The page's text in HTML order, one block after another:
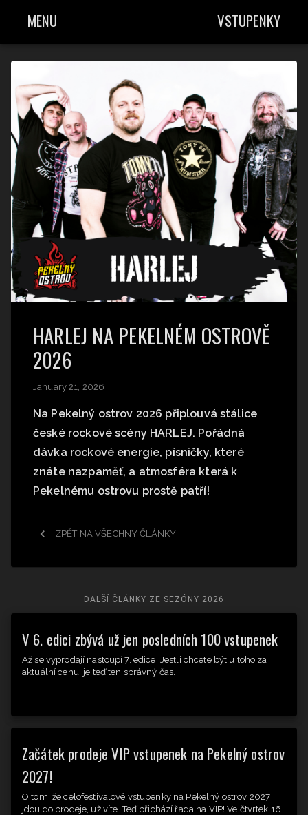
MENU VSTUPENKY
HARLEJ NA PEKELNÉM OSTROVĚ
2026
January 21, 2026
Na Pekelný ostrov 2026 připlouvá stálice
české rockové scény HARLEJ. Pořádná
dávka rockové energie, písničky, které
znáte nazpaměť, a atmosféra která k
Pekelnému ostrovu prostě patří!
ZPĚT NA VŠECHNY ČLÁNKY
DALŠÍ ČLÁNKY ZE SEZÓNY 2026
V 6. edici zbývá už jen posledních 100 vstupenek
Až se vyprodají nastoupí 7. edice. Jestli chcete být u toho za
aktuální cenu, je teď ten správný čas.
Začátek prodeje VIP vstupenek na Pekelný ostrov
2027!
O tom, že celofestivalové vstupenky na Pekelný ostrov 2027
jdou do prodeje, už víte. Teď přichází řada na VIP! Ve čtvrtek 16.